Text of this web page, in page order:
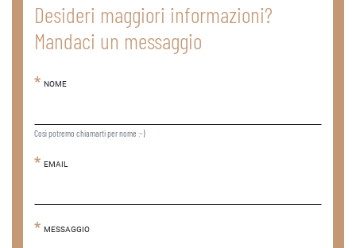
Desideri maggiori informazioni?
Mandaci un messaggio
NOME
Così potremo chiamarti per nome :-)
EMAIL
MESSAGGIO